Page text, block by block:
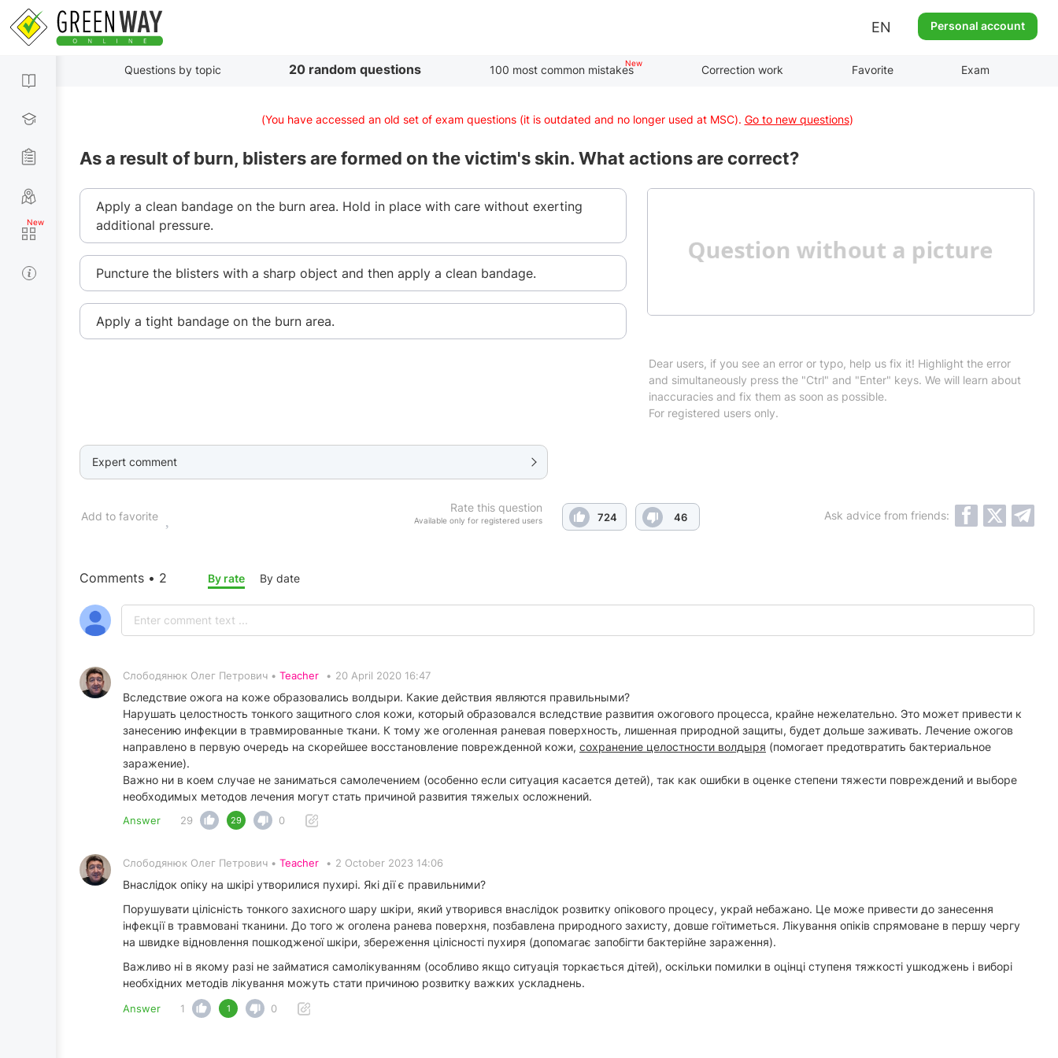
EN Personal account
Questions by topic 20 random questions 100 most common mistakes Correction work Favorite Exam
(You have accessed an old set of exam questions (it is outdated and no longer used at MSC). Go to new questions)
As a result of burn, blisters are formed on the victim's skin. What actions are correct?
Apply a clean bandage on the burn area. Hold in place with care without exerting
additional pressure.
Puncture the blisters with a sharp object and then apply a clean bandage.
Apply a tight bandage on the burn area.
Dear users, if you see an error or typo, help us fix it! Highlight the error
and simultaneously press the "Ctrl" and "Enter" keys. We will learn about
inaccuracies and fix them as soon as possible.
For registered users only.
Expert comment
Rate this question
Available only for registered users 724 46
Add to favorite Ask advice from friends:
Comments • 2 By rate By date
Слободянюк Олег Петрович • Teacher • 20 April 2020 16:47
Вследствие ожога на коже образовались волдыри. Какие действия являются правильными?
Нарушать целостность тонкого защитного слоя кожи, который образовался вследствие развития ожогового процесса, крайне нежелательно. Это может привести к
занесению инфекции в травмированные ткани. К тому же оголенная раневая поверхность, лишенная природной защиты, будет дольше заживать. Лечение ожогов
направлено в первую очередь на скорейшее восстановление поврежденной кожи, сохранение целостности волдыря (помогает предотвратить бактериальное
заражение).
Важно ни в коем случае не заниматься самолечением (особенно если ситуация касается детей), так как ошибки в оценке степени тяжести повреждений и выборе
необходимых методов лечения могут стать причиной развития тяжелых осложнений.
Answer 29 29 0
Слободянюк Олег Петрович • Teacher • 2 October 2023 14:06
Внаслідок опіку на шкірі утворилися пухирі. Які дії є правильними?
Порушувати цілісність тонкого захисного шару шкіри, який утворився внаслідок розвитку опікового процесу, украй небажано. Це може привести до занесення
інфекції в травмовані тканини. До того ж оголена ранева поверхня, позбавлена природного захисту, довше гоїтиметься. Лікування опіків спрямоване в першу чергу
на швидке відновлення пошкодженої шкіри, збереження цілісності пухиря (допомагає запобігти бактерійне зараження).
Важливо ні в якому разі не займатися самолікуванням (особливо якщо ситуація торкається дітей), оскільки помилки в оцінці ступеня тяжкості ушкоджень і виборі
необхідних методів лікування можуть стати причиною розвитку важких ускладнень.
Answer 1 1 0